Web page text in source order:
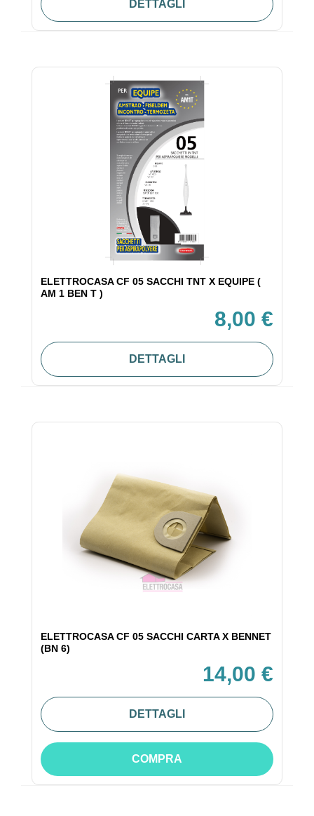
DETTAGLI
ELETTROCASA CF 05 SACCHI TNT X EQUIPE (
AM 1 BEN T )
8,00 €
DETTAGLI
ELETTROCASA CF 05 SACCHI CARTA X BENNET
(BN 6)
14,00 €
DETTAGLI
COMPRA